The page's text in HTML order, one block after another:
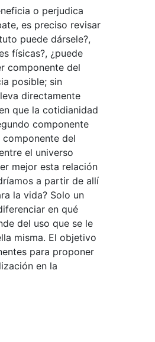
o perjudica
es preciso revisar
puede dársele?,
físicas?, ¿puede
componente del
posible; sin
directamente
que la cotidianidad
componente
del
el universo
mejor esta relación
a partir de allí
la vida? Solo un
en qué
del uso que se le
misma. El objetivo
para proponer
en la